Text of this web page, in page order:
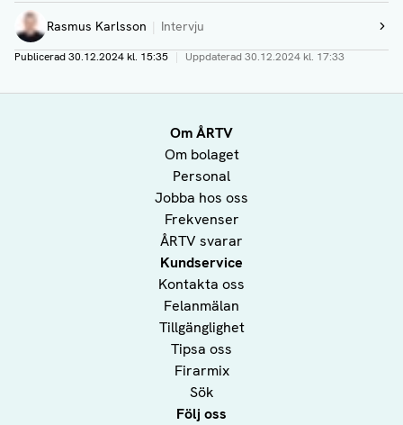
Rasmus Karlsson Intervju
Visa profil
Publicerad30.12.2024 kl. 15:35 | Uppdaterad30.12.2024 kl. 17:33
Om ÅRTV
Om bolaget
Personal
Jobba hos oss
Frekvenser
ÅRTV svarar
Kundservice
Kontakta oss
Felanmälan
Tillgänglighet
Tipsa oss
Firarmix
Sök
Följ oss